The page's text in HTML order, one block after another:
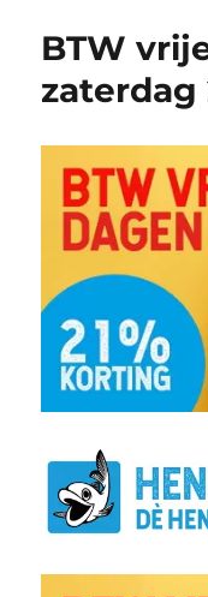
BTW
zaterdag